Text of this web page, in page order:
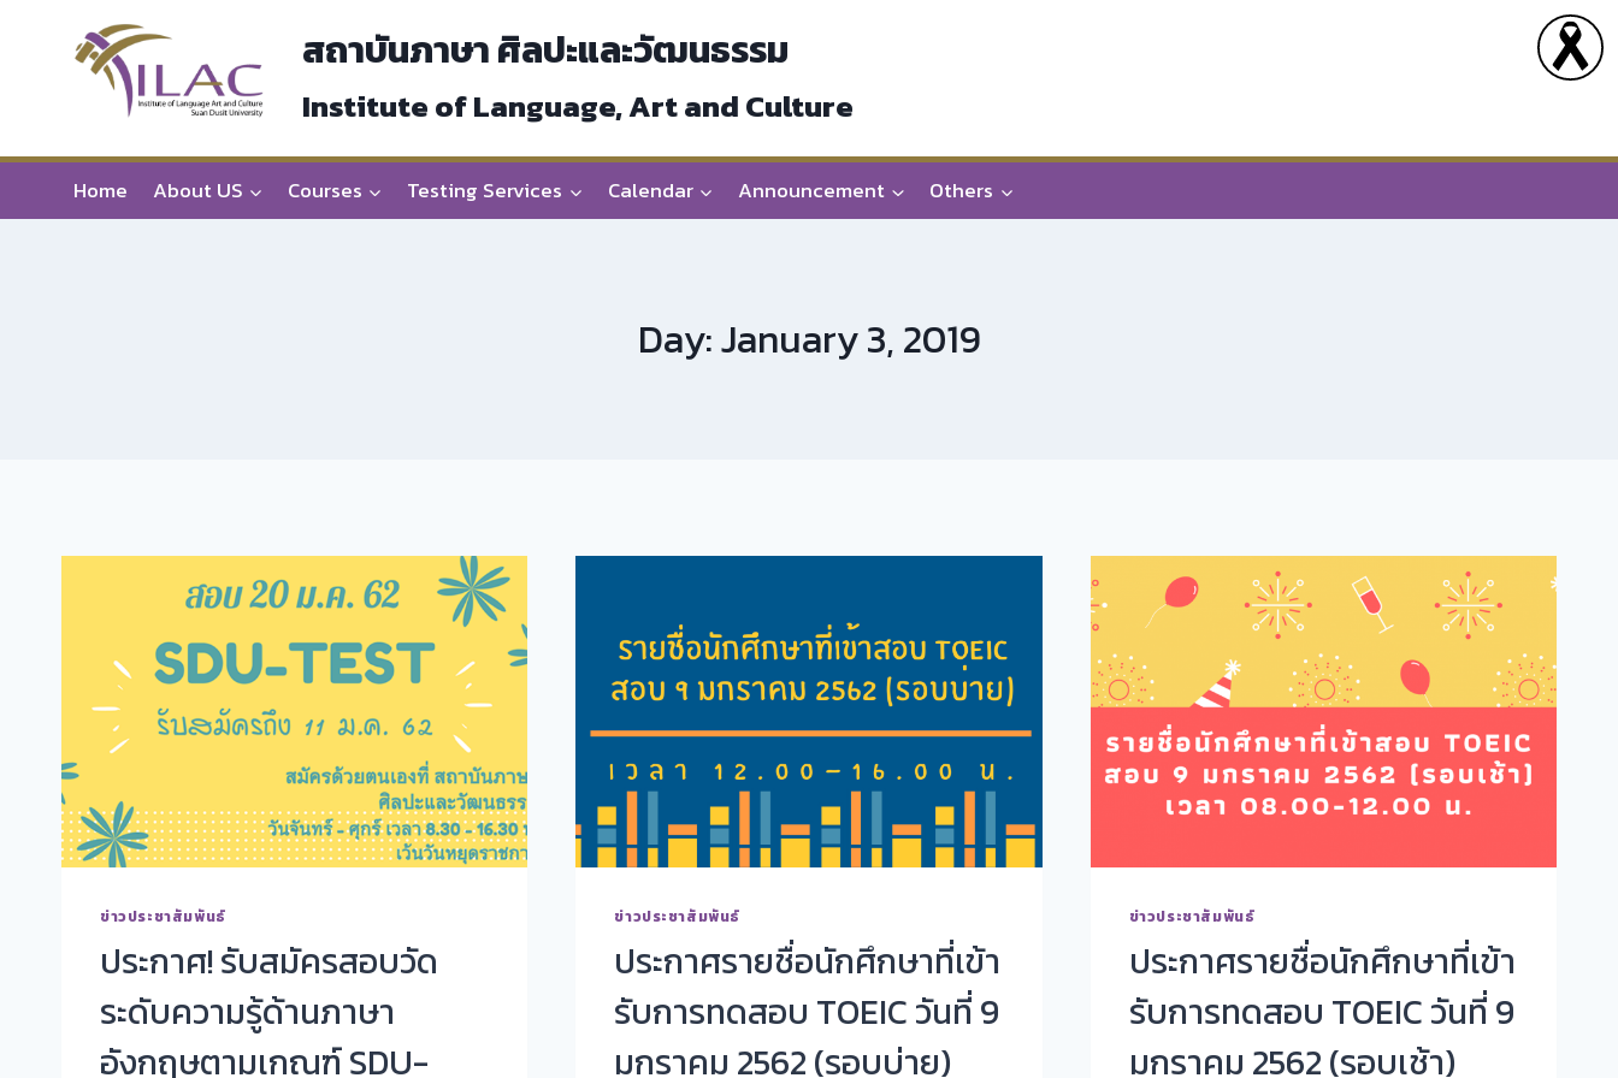
สถาบันภาษา ศิลปะและวัฒนธรรม
Institute of Language, Art and Culture
Home About US Courses Testing Services Calendar Announcement Others
Day: January 3, 2019
ข่าวประชาสัมพันธ์
ประกาศ! รับสมัครสอบวัด
ระดับความรู้ด้านภาษา
อังกฤษตามเกณฑ์ SDU-
ข่าวประชาสัมพันธ์
ประกาศรายชื่อนักศึกษาที่เข้า
รับการทดสอบ TOEIC วันที่ 9
มกราคม 2562 (รอบบ่าย)
ข่าวประชาสัมพันธ์
ประกาศรายชื่อนักศึกษาที่เข้า
รับการทดสอบ TOEIC วันที่ 9
มกราคม 2562 (รอบเช้า)